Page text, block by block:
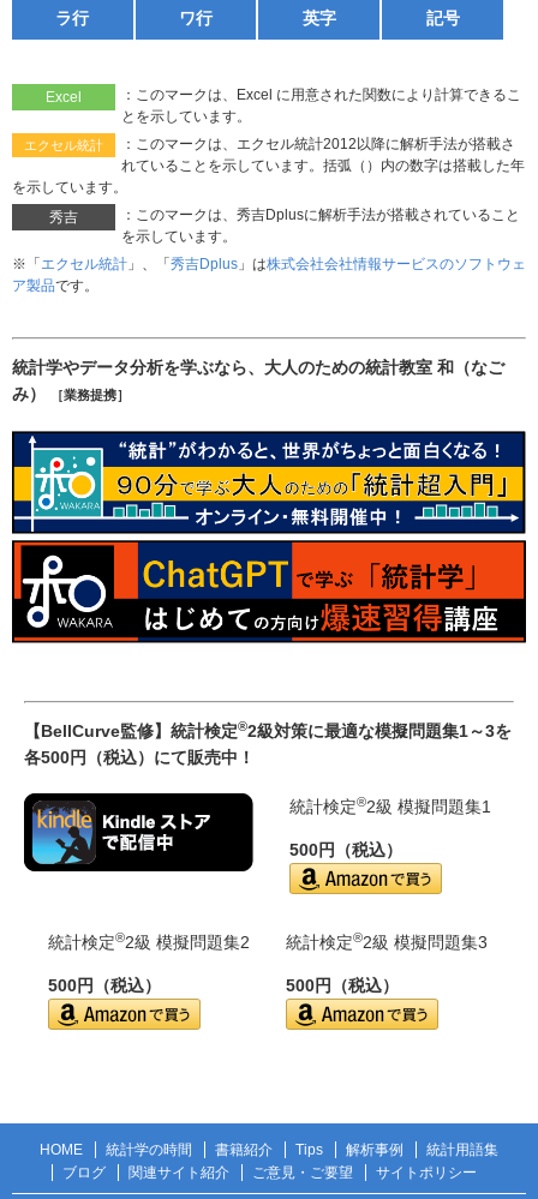
ラ行 ワ行 英字 記号
Excel
：このマークは、Excel に用意された関数により計算できるこ
とを示しています。
エクセル統計
：このマークは、エクセル統計2012以降に解析手法が搭載さ
れていることを示しています。括弧（）内の数字は搭載した年
を示しています。
秀吉
：このマークは、秀吉Dplusに解析手法が搭載されていること
を示しています。
※「エクセル統計 」、「秀吉Dplus 」は株式会社会社情報サービスのソフトウェ
ア製品です。
統計学やデータ分析を学ぶなら、大人のための統計教室 和（なご
み）
［業務提携］
【BellCurve監修】統計検定®2級対策に最適な模擬問題集1～3を
各500円（税込）にて販売中！
統計検定®2級 模擬問題集1
500円（税込）
統計検定®2級 模擬問題集2
500円（税込）
統計検定®2級 模擬問題集3
500円（税込）
HOME 統計学の時間 書籍紹介 Tips 解析事例
統計用語集
ブログ
関連サイト紹介 ご意見・ご要望 サイトポリシー